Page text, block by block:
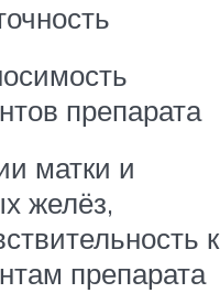
препарата
матки и
желёз,
к
препарата